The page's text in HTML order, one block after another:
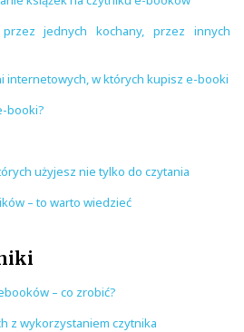
jednych kochany, przez innych
internetowych, w których kupisz e-booki
booki?
użyjesz nie tylko do czytania
– to warto wiedzieć
– co zrobić?
z wykorzystaniem czytnika